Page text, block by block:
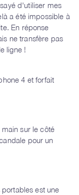
d'utiliser mes
a été impossible à
En réponse
ne transfère pas
ligne !
4 et forfait
sur le côté
pour un
est une